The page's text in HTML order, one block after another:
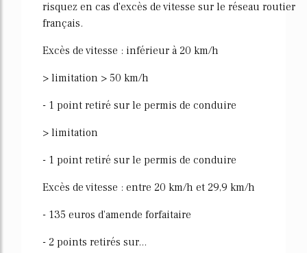
risquez en cas d'excès de vitesse sur le réseau routier
français.
Excès de vitesse : inférieur à 20 km/h
> limitation > 50 km/h
- 1 point retiré sur le permis de conduire
> limitation
- 1 point retiré sur le permis de conduire
Excès de vitesse : entre 20 km/h et 29,9 km/h
- 135 euros d'amende forfaitaire
- 2 points retirés sur...